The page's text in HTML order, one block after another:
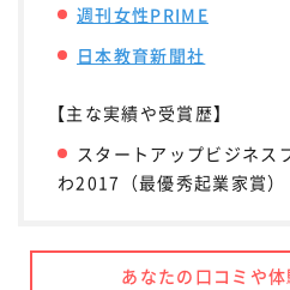
週刊女性PRIME
日本教育新聞社
【主な実績や受賞歴】
スタートアップビジネス
わ2017（最優秀起業家賞）
あなたの口コミや